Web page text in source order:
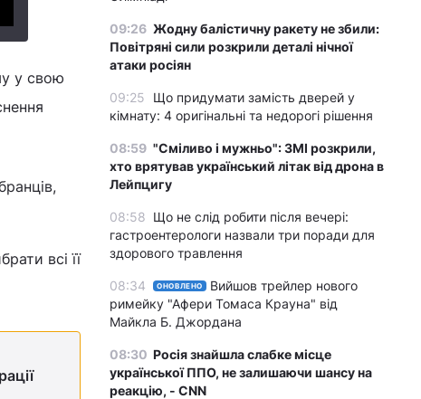
у свою
всі її
09:26 Жодну балістичну ракету не збили:
Повітряні сили розкрили деталі нічної
атаки росіян
09:25
Що придумати замість дверей у
кімнату: 4 оригінальні та недорогі рішення
08:59 "Сміливо і мужньо": ЗМІ розкрили,
хто врятував український літак від дрона в
Лейпцигу
08:58 Що не слід робити після вечері:
гастроентерологи назвали три поради для
здорового травлення
08:34 ОНОВЛЕНО
Вийшов трейлер нового
римейку "Афери Томаса Крауна" від
Майкла Б. Джордана
08:30 Росія знайшла слабке місце
української ППО, не залишаючи шансу на
реакцію, - CNN